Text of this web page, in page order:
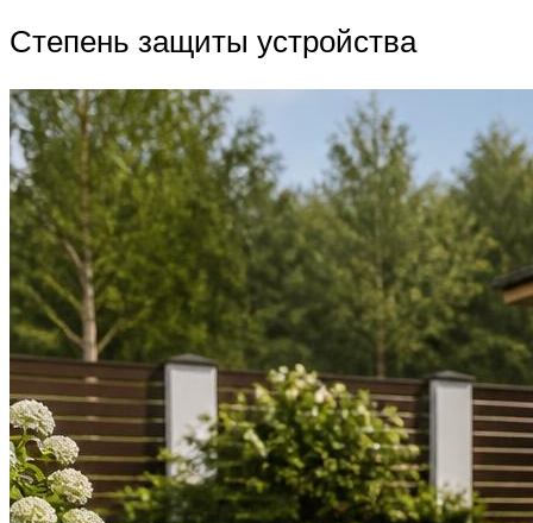
Степень защиты устройства